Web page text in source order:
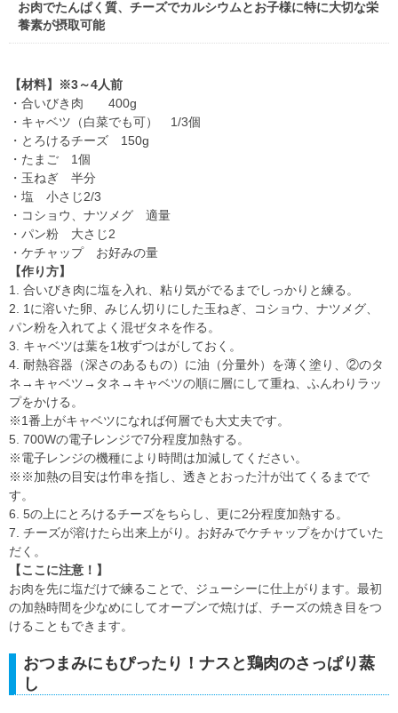
お肉でたんぱく質、チーズでカルシウムとお子様に特に大切な栄
養素が摂取可能
【材料】※3～4人前
・合いびき肉 400g
・キャベツ（白菜でも可） 1/3個
・とろけるチーズ 150g
・たまご 1個
・玉ねぎ 半分
・塩 小さじ2/3
・コショウ、ナツメグ 適量
・パン粉 大さじ2
・ケチャップ お好みの量
【作り方】
1. 合いびき肉に塩を入れ、粘り気がでるまでしっかりと練る。
2. 1に溶いた卵、みじん切りにした玉ねぎ、コショウ、ナツメグ、
パン粉を入れてよく混ぜタネを作る。
3. キャベツは葉を1枚ずつはがしておく。
4. 耐熱容器（深さのあるもの）に油（分量外）を薄く塗り、②のタ
ネ→キャベツ→タネ→キャベツの順に層にして重ね、ふんわりラッ
プをかける。
※1番上がキャベツになれば何層でも大丈夫です。
5. 700Wの電子レンジで7分程度加熱する。
※電子レンジの機種により時間は加減してください。
※※加熱の目安は竹串を指し、透きとおった汁が出てくるまでで
す。
6. 5の上にとろけるチーズをちらし、更に2分程度加熱する。
7. チーズが溶けたら出来上がり。お好みでケチャップをかけていた
だく。
【ここに注意！】
お肉を先に塩だけで練ることで、ジューシーに仕上がります。最初
の加熱時間を少なめにしてオーブンで焼けば、チーズの焼き目をつ
けることもできます。
おつまみにもぴったり！ナスと鶏肉のさっぱり蒸
し